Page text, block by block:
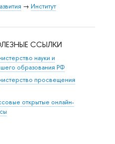
→ Институт
ССЫЛКИ
науки и
образования РФ
просвещения
открытые онлайн-